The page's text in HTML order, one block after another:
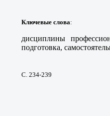
Ключевые слова:
дисциплины
подготовка,
С. 234-239